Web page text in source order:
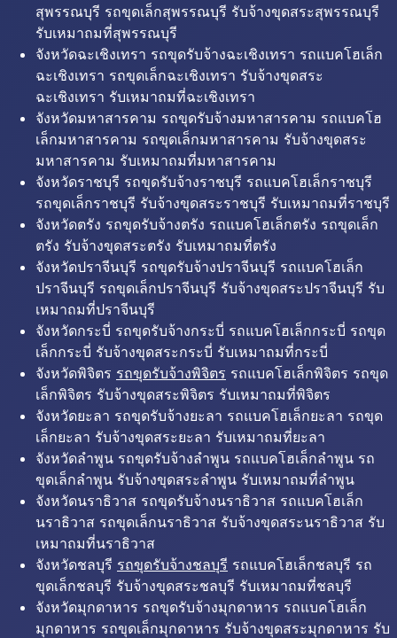
สุพรรณบุรี รถขุดเล็กสุพรรณบุรี รับจ้างขุดสระสุพรรณบุรี
รับเหมาถมที่สุพรรณบุรี
จังหวัดฉะเชิงเทรา รถขุดรับจ้างฉะเชิงเทรา รถแบคโฮเล็ก
ฉะเชิงเทรา รถขุดเล็กฉะเชิงเทรา รับจ้างขุดสระ
ฉะเชิงเทรา รับเหมาถมที่ฉะเชิงเทรา
จังหวัดมหาสารคาม รถขุดรับจ้างมหาสารคาม รถแบคโฮ
เล็กมหาสารคาม รถขุดเล็กมหาสารคาม รับจ้างขุดสระ
มหาสารคาม รับเหมาถมที่มหาสารคาม
จังหวัดราชบุรี รถขุดรับจ้างราชบุรี รถแบคโฮเล็กราชบุรี
รถขุดเล็กราชบุรี รับจ้างขุดสระราชบุรี รับเหมาถมที่ราชบุรี
จังหวัดตรัง รถขุดรับจ้างตรัง รถแบคโฮเล็กตรัง รถขุดเล็ก
ตรัง รับจ้างขุดสระตรัง รับเหมาถมที่ตรัง
จังหวัดปราจีนบุรี รถขุดรับจ้างปราจีนบุรี รถแบคโฮเล็ก
ปราจีนบุรี รถขุดเล็กปราจีนบุรี รับจ้างขุดสระปราจีนบุรี รับ
เหมาถมที่ปราจีนบุรี
จังหวัดกระบี่ รถขุดรับจ้างกระบี่ รถแบคโฮเล็กกระบี่ รถขุด
เล็กกระบี่ รับจ้างขุดสระกระบี่ รับเหมาถมที่กระบี่
จังหวัดพิจิตร รถขุดรับจ้างพิจิตร รถแบคโฮเล็กพิจิตร รถขุด
เล็กพิจิตร รับจ้างขุดสระพิจิตร รับเหมาถมที่พิจิตร
จังหวัดยะลา รถขุดรับจ้างยะลา รถแบคโฮเล็กยะลา รถขุด
เล็กยะลา รับจ้างขุดสระยะลา รับเหมาถมที่ยะลา
จังหวัดลำพูน รถขุดรับจ้างลำพูน รถแบคโฮเล็กลำพูน รถ
ขุดเล็กลำพูน รับจ้างขุดสระลำพูน รับเหมาถมที่ลำพูน
จังหวัดนราธิวาส รถขุดรับจ้างนราธิวาส รถแบคโฮเล็ก
นราธิวาส รถขุดเล็กนราธิวาส รับจ้างขุดสระนราธิวาส รับ
เหมาถมที่นราธิวาส
จังหวัดชลบุรี รถขุดรับจ้างชลบุรี รถแบคโฮเล็กชลบุรี รถ
ขุดเล็กชลบุรี รับจ้างขุดสระชลบุรี รับเหมาถมที่ชลบุรี
จังหวัดมุกดาหาร รถขุดรับจ้างมุกดาหาร รถแบคโฮเล็ก
มุกดาหาร รถขุดเล็กมุกดาหาร รับจ้างขุดสระมุกดาหาร รับ